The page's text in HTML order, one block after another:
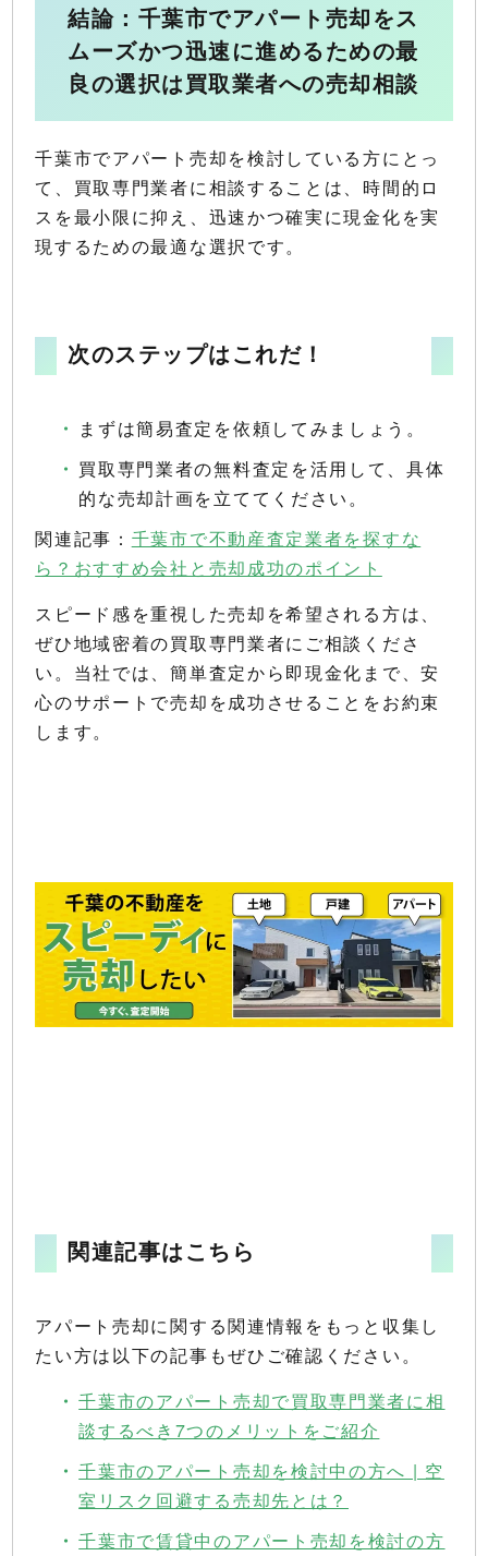
結論：千葉市でアパート売却をス
ムーズかつ迅速に進めるための最
良の選択は買取業者への売却相談
千葉市でアパート売却を検討している方にとっ
て、買取専門業者に相談することは、時間的ロ
スを最小限に抑え、迅速かつ確実に現金化を実
現するための最適な選択です。
次のステップはこれだ！
まずは簡易査定を依頼してみましょう。
買取専門業者の無料査定を活用して、具体
的な売却計画を立ててください。
関連記事： 千葉市で不動産査定業者を探すな
ら？おすすめ会社と売却成功のポイント
スピード感を重視した売却を希望される方は、
ぜひ地域密着の買取専門業者にご相談くださ
い。当社では、簡単査定から即現金化まで、安
心のサポートで売却を成功させることをお約束
します。
関連記事はこちら
アパート売却に関する関連情報をもっと収集し
たい方は以下の記事もぜひご確認ください。
千葉市のアパート売却で買取専門業者に相
談するべき7つのメリットをご紹介
千葉市のアパート売却を検討中の方へ | 空
室リスク回避する売却先とは？
千葉市で賃貸中のアパート売却を検討の方